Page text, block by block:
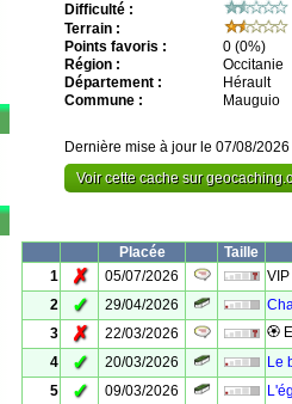
Difficulté :
Terrain :
Points favoris :
0 (0%)
Région :
Occitanie
Département :
Hérault
Commune :
Mauguio
Dernière mise à jour le 07/08/
Voir cette cache sur
Placée Taille
1
✗ 05/07/2026
2
✓ 29/04/2026
3
✗ 22/03/2026
🏵
4
✓ 20/03/2026
Le
5
✓ 09/03/2026